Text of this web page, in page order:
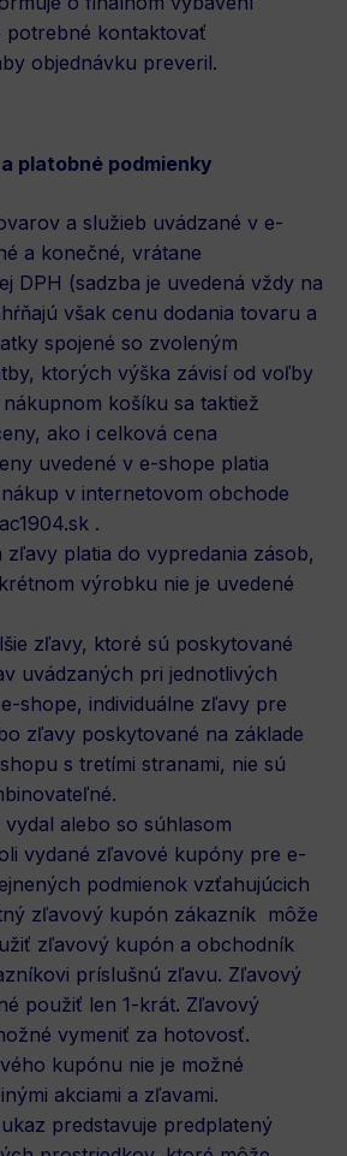
potrebné kontaktovať
objednávku preveril.
a platobné podmienky
a služieb uvádzané v e-
a konečné, vrátane
DPH (sadzba je uvedená vždy na
však cenu dodania tovaru a
spojené so zvoleným
ktorých výška závisí od voľby
košíku sa taktiež
ako i celková cena
uvedené v e-shope platia
v internetovom obchode
.
zľavy platia do vypredania zásob,
výrobku nie je uvedené
zľavy, ktoré sú poskytované
uvádzaných pri jednotlivých
shope, individuálne zľavy pre
zľavy poskytované na základe
s tretími stranami, nie sú
alebo so súhlasom
vydané zľavové kupóny pre e-
podmienok vzťahujúcich
zľavový kupón zákazník môže
zľavový kupón a obchodník
príslušnú zľavu. Zľavový
použiť len 1-krát. Zľavový
vymeniť za hotovosť.
kupónu nie je možné
akciami a zľavami.
predstavuje predplatený